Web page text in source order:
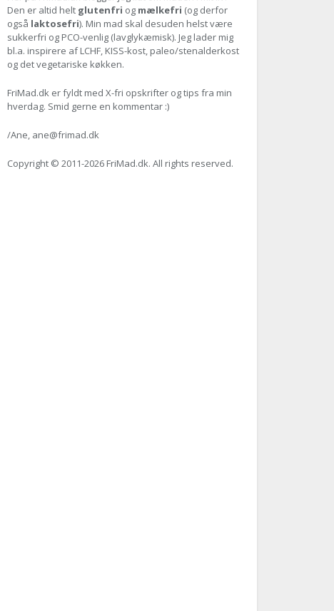
Den er altid helt glutenfri og mælkefri (og derfor
også laktosefri). Min mad skal desuden helst være
sukkerfri og PCO-venlig (lavglykæmisk). Jeg lader mig
bl.a. inspirere af LCHF, KISS-kost, paleo/stenalderkost
og det vegetariske køkken.
FriMad.dk er fyldt med X-fri opskrifter og tips fra min
hverdag. Smid gerne en kommentar :)
/Ane, ane@frimad.dk
Copyright © 2011-2026 FriMad.dk. All rights reserved.